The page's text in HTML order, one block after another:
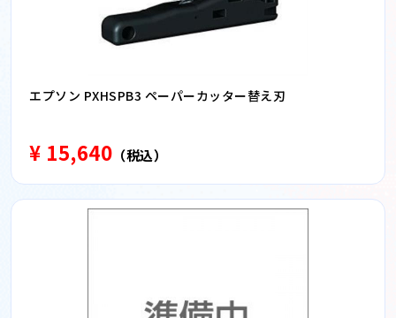
エプソン PXHSPB3 ペーパーカッター替え刃
¥ 15,640 （税込）